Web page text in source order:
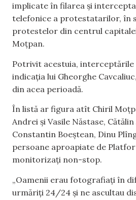
implicate în filarea și
telefonice a protestatarilor, în
protestelor din centrul
Moțpan.
Potrivit acestuia, interceptările
indicația lui Gheorghe
din acea perioadă.
În listă ar figura atît Chiril
Andrei și Vasile Năstase,
Constantin Boeștean, Dinu
persoane aproapiate de
monitorizați non-stop.
„Oamenii erau fotografiați în
urmăriți 24/24 și ne ascultau